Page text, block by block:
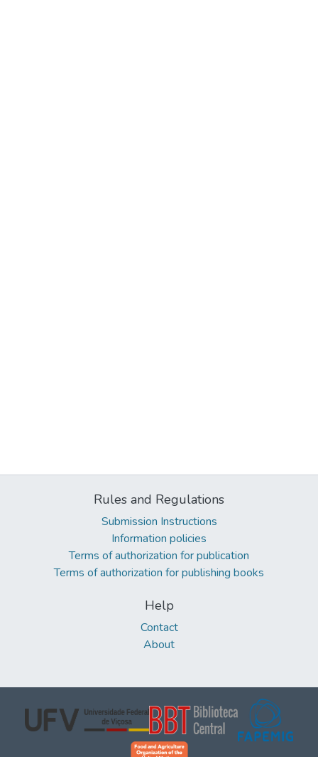
Rules and Regulations
Submission Instructions
Information policies
Terms of authorization for publication
Terms of authorization for publishing books
Help
Contact
About